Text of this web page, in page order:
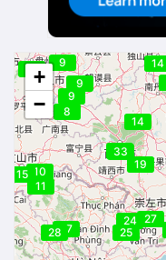
33
43
27
27
34
10
9
25
28
19
15
9
24
8
14
14
11
9
+
−